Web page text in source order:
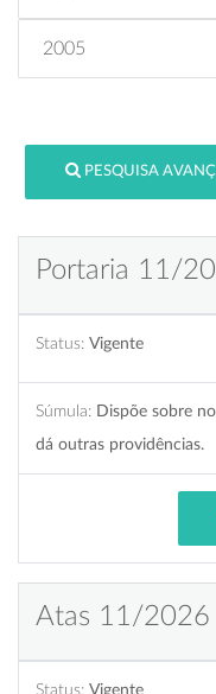
2005
PESQUISA
Portaria 11/
Status: Vigente
Súmula: Dispõe sobre
dá outras providências.
Atas 11/2026
Status: Vigente